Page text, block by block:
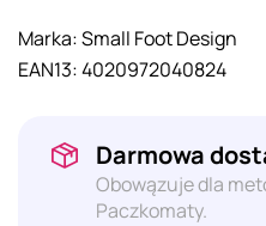
Marka:Small Foot Design
EAN13:4020972040824
Darmowa
Obowązuje dla
Paczkomaty.